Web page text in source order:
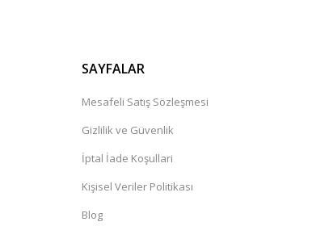
SAYFALAR
Mesafeli Satış Sözleşmesi
Gizlilik ve Güvenlik
İptal İade Koşullari
Kişisel Veriler Politikası
Blog